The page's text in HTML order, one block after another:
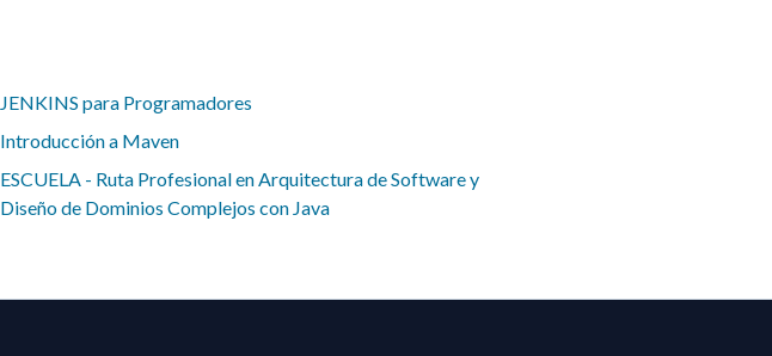
JENKINS para Programadores
Introducción a Maven
ESCUELA - Ruta Profesional en Arquitectura de Software y
Diseño de Dominios Complejos con Java